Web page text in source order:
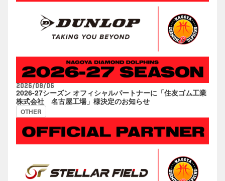
2026/08/06
2026-27シーズン オフィシャルパートナーに「住友ゴム工業
株式会社 名古屋工場」様決定のお知らせ
OTHER